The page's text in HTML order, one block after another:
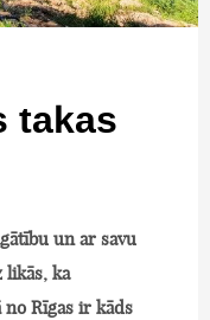
takas
un ar savu
likās, ka
Rīgas ir kāds